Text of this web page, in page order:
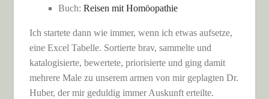
Buch: Reisen mit Homöopathie
Ich startete dann wie immer, wenn ich etwas aufsetze,
eine Excel Tabelle. Sortierte brav, sammelte und
katalogisierte, bewertete, priorisierte und ging damit
mehrere Male zu unserem armen von mir geplagten Dr.
Huber, der mir geduldig immer Auskunft erteilte.